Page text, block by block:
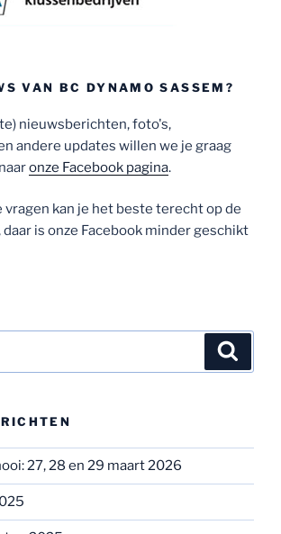
VAN BC DYNAMO SASSEM?
nieuwsberichten, foto's,
andere updates willen we je graag
onze Facebook pagina.
kan je het beste terecht op de
daar is onze Facebook minder geschikt
27, 28 en 29 maart 2026